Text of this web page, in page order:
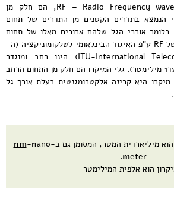
גלי הרדיו הנקראים RF – Radio Frequency waves, הם חלק מן
הנמצא בתדרים הקטנים מן התדרים של תחום
אורכי הגל שלהם ארוכים מאלו של תחום
תת-אדום. תחום התדרים של RF ע"פ האיגוד הבינלאומי לטלקומוניקציה (ה-
ITU-International Telecommunications Union) הינו רחב ומוגדר
באורכי גל מ- 100 ק"מ ועד1 מילימטר). גלי המיקרו הם חלק מן התחום הרחב
מיקרו היא קרינה אלקטרומגנטית בעלת אורך גל
הוא מיליארדית המטר, המסומן גם ב- nm-nano
meter.